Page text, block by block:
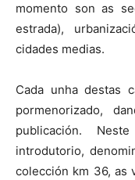
momento son as
estrada),
cidades medias.
Cada unha destas
pormenorizado,
publicación.
introdutorio,
colección km 36, as